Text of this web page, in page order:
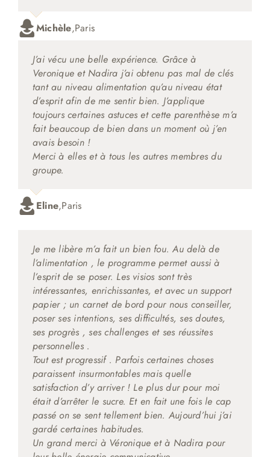
Michèle,Paris
J’ai vécu une belle expérience. Grâce à
Veronique et Nadira j’ai obtenu pas mal de clés
tant au niveau alimentation qu’au niveau état
d’esprit afin de me sentir bien. J’applique
toujours certaines astuces et cette parenthèse m’a
fait beaucoup de bien dans un moment où j’en
avais besoin !
Merci à elles et à tous les autres membres du
groupe.
Eline,Paris
Je me libère m’a fait un bien fou. Au delà de
l’alimentation , le programme permet aussi à
l’esprit de se poser. Les visios sont très
intéressantes, enrichissantes, et avec un support
papier ; un carnet de bord pour nous conseiller,
poser ses intentions, ses difficultés, ses doutes,
ses progrès , ses challenges et ses réussites
personnelles .
Tout est progressif . Parfois certaines choses
paraissent insurmontables mais quelle
satisfaction d’y arriver ! Le plus dur pour moi
était d’arrêter le sucre. Et en fait une fois le cap
passé on se sent tellement bien. Aujourd’hui j’ai
gardé certaines habitudes.
Un grand merci à Véronique et à Nadira pour